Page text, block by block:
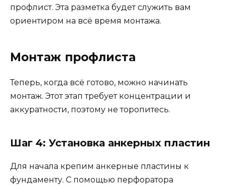
профлист. Эта разметка будет служить вам
ориентиром на всё время монтажа.
Монтаж профлиста
Теперь, когда всё готово, можно начинать
монтаж. Этот этап требует концентрации и
аккуратности, поэтому не торопитесь.
Шаг 4: Установка анкерных пластин
Для начала крепим анкерные пластины к
фундаменту. С помощью перфоратора